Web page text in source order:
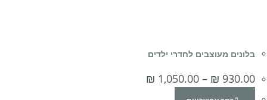
בלונים מעוצבים לחדרי ילדים
₪ 930.00
–
₪ 1,050.00